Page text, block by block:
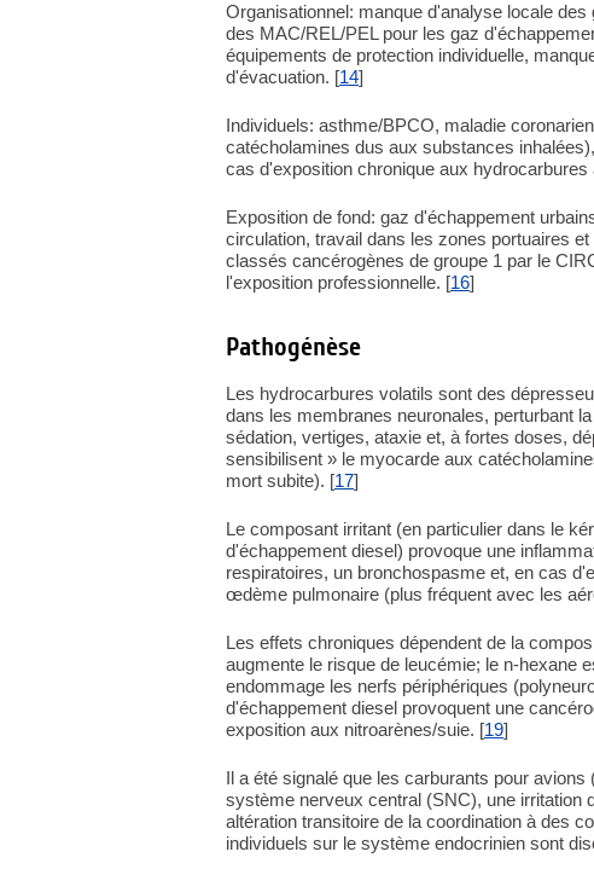
Organisationnel: manque d'analyse locale
des MAC/REL/PEL pour les gaz
équipements de protection individuelle,
d'évacuation. [14]
Individuels: asthme/BPCO, maladie
catécholamines dus aux substances
cas d'exposition chronique aux
Exposition de fond: gaz d'échappement
circulation, travail dans les zones portuaires
classés cancérogènes de groupe 1 par le
l'exposition professionnelle. [16]
Pathogénèse
Les hydrocarbures volatils sont des
dans les membranes neuronales, perturbant
sédation, vertiges, ataxie et, à fortes doses,
sensibilisent » le myocarde aux
mort subite). [17]
Le composant irritant (en particulier dans le
d'échappement diesel) provoque une
respiratoires, un bronchospasme et, en cas
œdème pulmonaire (plus fréquent avec les
Les effets chroniques dépendent de la
augmente le risque de leucémie; le n-hexane
endommage les nerfs périphériques
d'échappement diesel provoquent une
exposition aux nitroarènes/suie. [19]
Il a été signalé que les carburants pour
système nerveux central (SNC), une irritation
altération transitoire de la coordination à des
individuels sur le système endocrinien sont